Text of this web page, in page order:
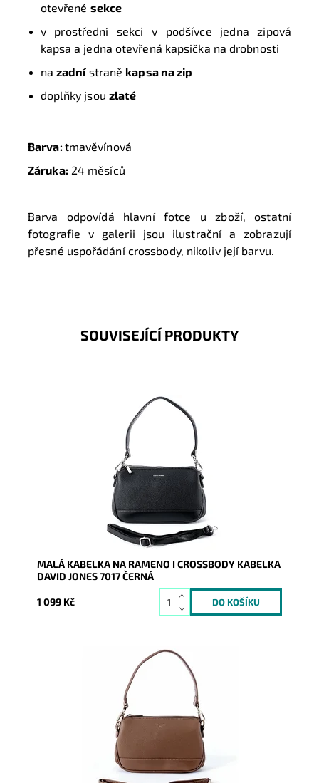
otevřené sekce
v prostřední sekci v podšívce jedna zipová
kapsa a jedna otevřená kapsička na drobnosti
na zadnístraně kapsa na zip
doplňky jsou zlaté
Barva:tmavěvínová
Záruka:24 měsíců
Barva odpovídá hlavní fotce u zboží, ostatní
fotografie v galerii jsou ilustrační a zobrazují
přesné uspořádání crossbody, nikoliv její barvu.
SOUVISEJÍCÍ PRODUKTY
Módní kabelka na rameno v černé barvě z příjemného
měkkého materiálu. Díky přídavnému popruhu ji lze
Skladem
17122
David Jones Paris
2 roky
MALÁ KABELKA NA RAMENO I CROSSBODY KABELKA
DAVID JONES 7017 ČERNÁ
1 099 Kč
Módní kabelka na rameno v hnědé barvě z příjemného
měkkého materiálu. Díky přídavnému popruhu ji lze
Skladem
17123
David Jones Paris
2 roky